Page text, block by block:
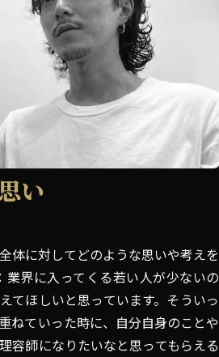
い
体に対してどのような思いや考えを
界に入ってくる若い人が少ないの
てほしいと思っています。そういっ
ねていった時に、自分自身のことや
容師になりたいなと思ってもらえる